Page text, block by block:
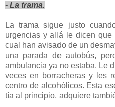
- La trama.
La trama sigue justo
urgencias y allá le dicen
cual han avisado de un
una parada de autobús,
ambulancia ya no estaba. Le
veces en borracheras y les
centro de alcohólicos. Esta
tía al principio, adquiere